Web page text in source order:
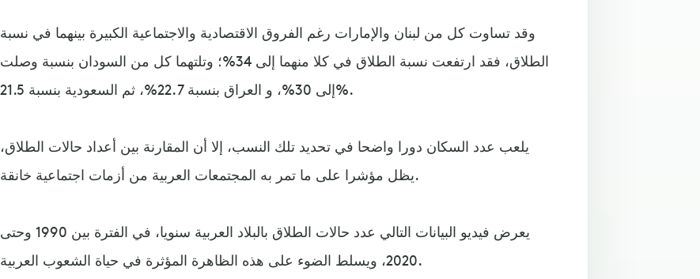
وقد تساوت كل من لبنان والإمارات رغم الفروق الاقتصادية والاجتماعية الكبيرة بينهما في نسبة
الطلاق، فقد ارتفعت نسبة الطلاق في كلا منهما إلى 34%؛ وتلتهما كل من السودان بنسبة وصلت
إلى 30%، و العراق بنسبة 22.7%، ثم السعودية بنسبة 21.5%.
يلعب عدد السكان دورا واضحا في تحديد تلك النسب، إلا أن المقارنة بين أعداد حالات الطلاق،
يظل مؤشرا على ما تمر به المجتمعات العربية من أزمات اجتماعية خانقة.
يعرض فيديو البيانات التالي عدد حالات الطلاق بالبلاد العربية سنويا، في الفترة بين 1990 وحتى
2020، ويسلط الضوء على هذه الظاهرة المؤثرة في حياة الشعوب العربية.